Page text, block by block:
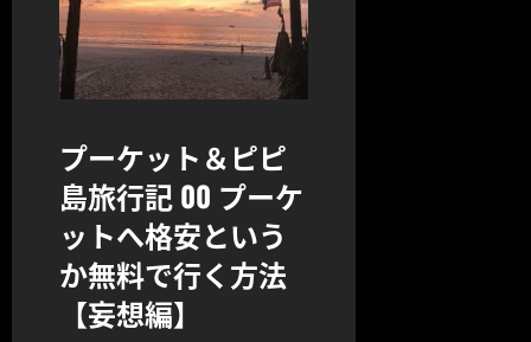
プーケット＆ピピ
島旅行記 00 プーケ
ットへ格安という
か無料で行く方法
【妄想編】